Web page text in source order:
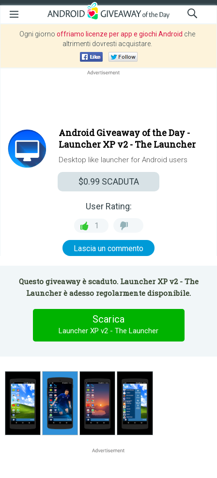
Ogni giorno offriamo licenze per app e giochi Android che
altrimenti dovresti acquistare.
Android Giveaway of the Day -
Launcher XP v2 - The Launcher
Desktop like launcher for Android users
$0.99 SCADUTA
User Rating:
1
Lascia un commento
Questo giveaway è scaduto. Launcher XP v2 - The
Launcher è adesso regolarmente disponibile.
Scarica
Launcher XP v2 - The Launcher